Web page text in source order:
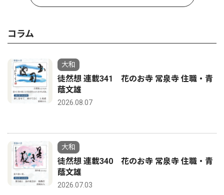
コラム
大和
徒然想 連載341 花のお寺 常泉寺 住職・青
蔭文雄
2026.08.07
大和
徒然想 連載340 花のお寺 常泉寺 住職・青
蔭文雄
2026.07.03